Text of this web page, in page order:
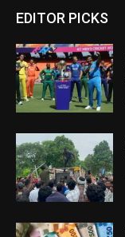
EDITOR PICKS